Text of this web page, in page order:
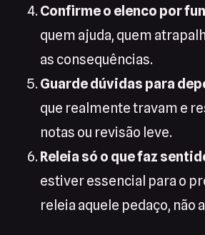
Confirme o elenco por
quem ajuda, quem
as consequências.
Guarde dúvidas para
que realmente travam e
notas ou revisão leve.
Releia só o que faz
estiver essencial para o
releia aquele pedaço, não